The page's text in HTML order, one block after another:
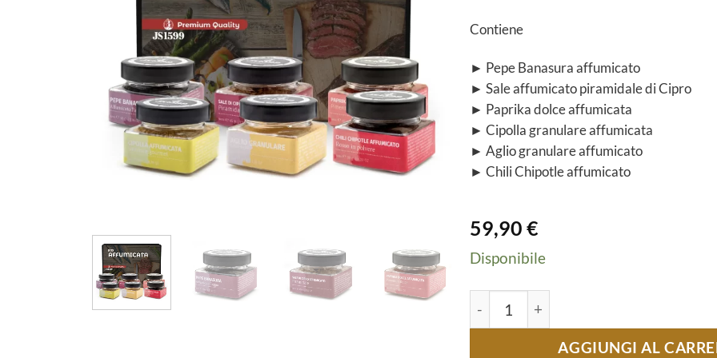
Contiene
► Pepe Banasura affumicato
► Sale affumicato piramidale di Cipro
► Paprika dolce affumicata
► Cipolla granulare affumicata
► Aglio granulare affumicato
► Chili Chipotle affumicato
59,90€
Disponibile
AGGIUNGI AL